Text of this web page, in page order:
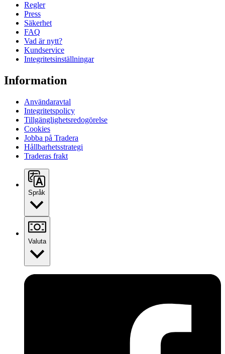
Regler
Press
Säkerhet
FAQ
Vad är nytt?
Kundservice
Integritetsinställningar
Information
Användaravtal
Integritetspolicy
Tillgänglighetsredogörelse
Cookies
Jobba på Tradera
Hållbarhetsstrategi
Traderas frakt
Språk
Valuta